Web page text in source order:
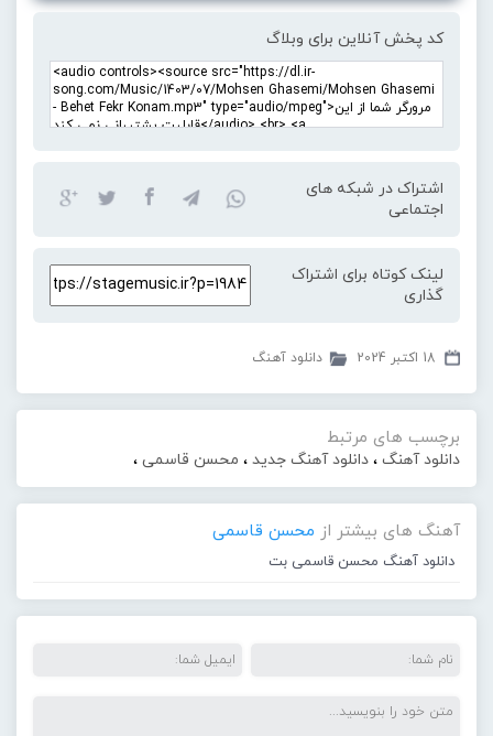
کد پخش آنلاین برای وبلاگ
اشتراک در شبکه های
اجتماعی
لینک کوتاه برای اشتراک
گذاری
18 اکتبر 2024 دانلود آهنگ
برچسب های مرتبط
دانلود آهنگ ، دانلود آهنگ جدید ، محسن قاسمی ،
آهنگ های بیشتر از محسن قاسمی
دانلود آهنگ محسن قاسمی بت